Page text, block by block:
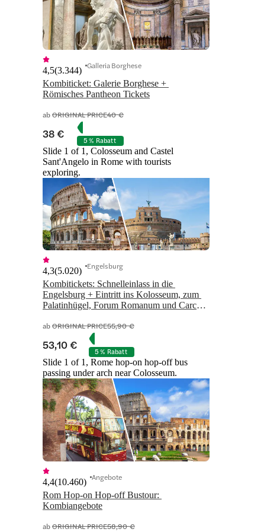
Kombiticket: Galerie Borghese +
Römisches Pantheon Tickets
4,5(3.344) Galleria Borghese
abORIGINAL PRICE40 €
38 € 5 % Rabatt
Slide 1 of 1, Colosseum and Castel
Sant'Angelo in Rome with tourists
exploring.
Kombitickets: Schnelleinlass in die
Engelsburg + Eintritt ins Kolosseum, zum
Palatinhügel, Forum Romanum und Carcer
4,3(5.020) Engelsburg
abORIGINAL PRICE55,90 €
53,10 € 5 % Rabatt
Slide 1 of 1, Rome hop-on hop-off bus
passing under arch near Colosseum.
Rom Hop-on Hop-off Bustour:
Kombiangebote
4,4(10.460) Angebote
abORIGINAL PRICE58,90 €